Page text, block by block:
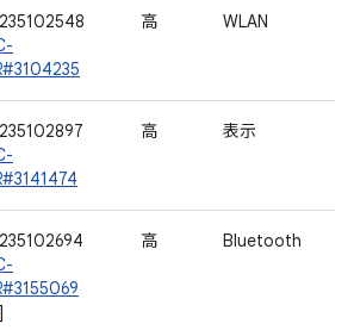
高 WLAN
高 表示
高 Bluetooth